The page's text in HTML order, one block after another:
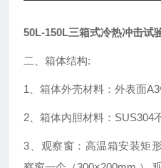
50L-150L三箱式冷热冲击试
二、箱体结构:
1、箱体外壳材料：外表面A3
2、箱体内胆材料：SUS304
3、观察窗：高温箱安装矩